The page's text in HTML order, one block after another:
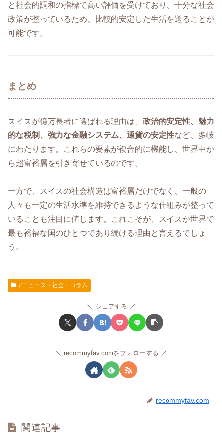
と社会的調和の指標で高い評価を受けており、十分な社会
政策が整っているため、比較的安定した生活を送ることが
可能です。
まとめ
スイスが億万長者に選ばれる理由は、 政治的安定性、魅力
的な税制、強力な金融システム、通貨の安定性など、多岐
にわたります。これらの要素が複合的に機能し、世界中か
ら超富裕層を引き寄せているのです。
一方で、スイスの社会構造は富裕層だけでなく、一般の
人々も一定の生活水準を維持できるような仕組みが整って
いることも注目に値します。これこそが、スイスが世界で
最も裕福な国のひとつであり続ける理由と言えるでしょ
う。
#ニュース・社会・コラム
シェアする
recommyfav.comをフォローする
recommyfav.com
関連記事